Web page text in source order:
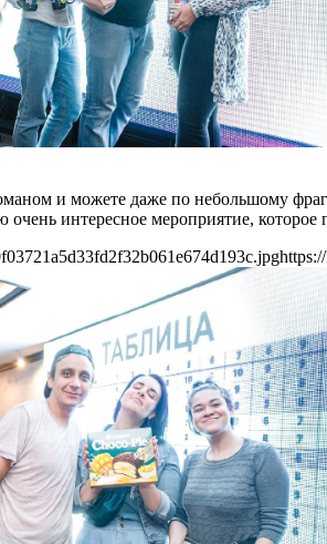
и можете даже по небольшому
интересное мероприятие,